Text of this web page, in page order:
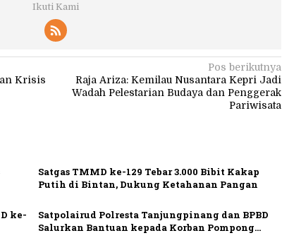
Ikuti Kami
Krisis
Pos berikutnya
Raja Ariza: Kemilau Nusantara Kepri Jadi
Wadah Pelestarian Budaya dan Penggerak
Pariwisata
Satgas TMMD ke-129 Tebar 3.000 Bibit Kakap
Putih di Bintan, Dukung Ketahanan Pangan
ke-
Satpolairud Polresta Tanjungpinang dan BPBD
Salurkan Bantuan kepada Korban Pompong